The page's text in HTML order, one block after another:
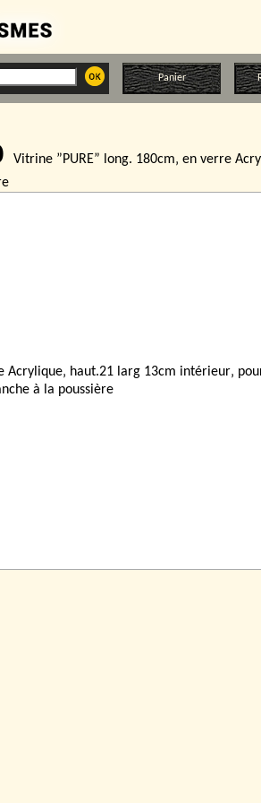
Panier
Vitrine ”PURE” long. 180cm‚ en verre